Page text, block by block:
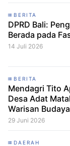
BERITA
DPRD Bali:
Berada pada
14 Juli 2026
BERITA
Mendagri Tito
Desa Adat
Warisan
29 Juni 2026
DAERAH